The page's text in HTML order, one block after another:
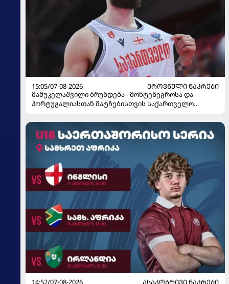
15:05/07-08-2026
ᲔᲠᲝᲕᲜᲣᲚᲘ ᲜᲐᲙᲠᲔᲑᲘ
მამუკელაშვილი ბრუნდება - მონტენეგროსა და
პორტუგალიასთან მატჩებისთვის საქართველო